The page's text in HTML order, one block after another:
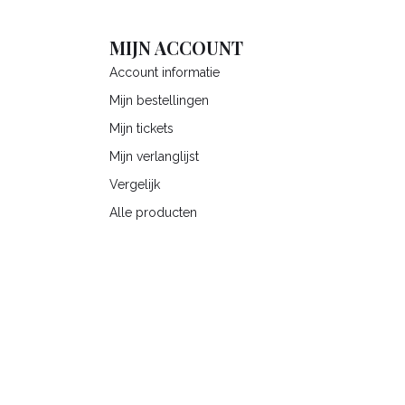
MIJN ACCOUNT
Account informatie
Mijn bestellingen
Mijn tickets
Mijn verlanglijst
Vergelijk
Alle producten